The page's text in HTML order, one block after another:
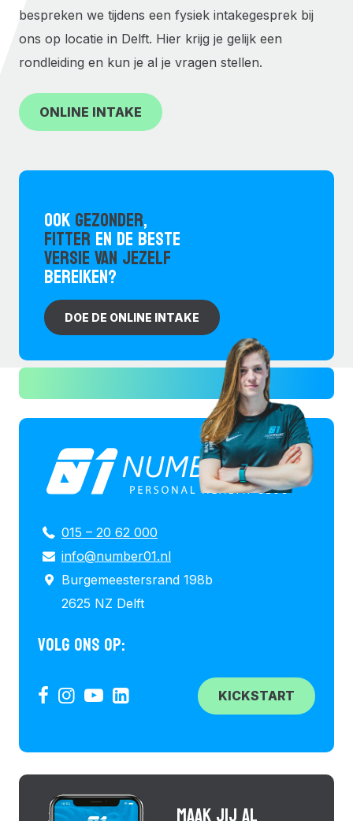
bespreken we tijdens een fysiek intakegesprek bij
ons op locatie in Delft. Hier krijg je gelijk een
rondleiding en kun je al je vragen stellen.
ONLINE INTAKE
OOKGEZONDER,
FITTEREN DE BESTE
VERSIE VAN JEZELF
BEREIKEN?
DOE DE ONLINE INTAKE
015 – 20 62 000
info@number01.nl
Burgemeestersrand 198b
2625 NZ Delft
VOLG ONS OP:
KICKSTART